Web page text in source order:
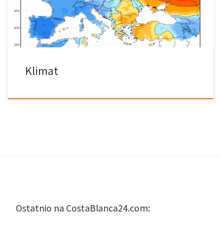
ubierać się według sezonu. We wnętrzu Hiszpanii temperatura
zmienia się znacznie z jednego sezonu […]
Klimat
Ostatnio na CostaBlanca24.com: